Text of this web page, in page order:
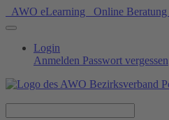
AWO eLearning Online Beratung
Login
Anmelden Passwort vergessen